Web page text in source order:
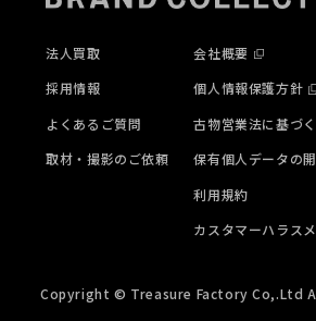
法人買取
採用情報
よくあるご質問
取材・撮影のご依頼
会社概要
個人情報保護方針
古物営業法に基づ
保有個人データの
利用規約
カスタマーハラス
Copyright © Treasure Factory Co,.Ltd